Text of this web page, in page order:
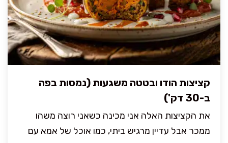
קציצות הודו ובטטה משגעות (נמסות בפה
ב-30 דק')
את הקציצות האלה אני מכינה כשאני רוצה משהו
ממכר אבל עדיין מרגיש ביתי, כמו אוכל של אמא עם